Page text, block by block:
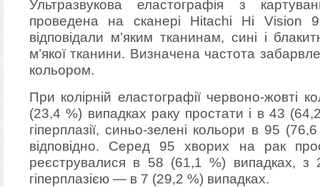
Ультразвукова еластографія з
проведена на сканері Hitachi Hi Vision
відповідали м’яким тканинам, сині і
м’якої тканини. Визначена частота
кольором.
При колірній еластографії червоно-жовті
(23,4 %) випадках раку простати і в 43
гіперплазії, синьо-зелені кольори в 95
відповідно. Серед 95 хворих на рак
реєструвалися в 58 (61,1 %) випадках, з
гіперплазією — в 7 (29,2 %) випадках.